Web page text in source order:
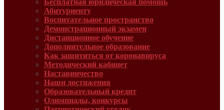
Бесплатная юридическая помощь
Абитуриенту
Воспитательное пространство
Демонстрационный экзамен
Дистанционное обучение
Дополнительное образование
Как защититься от коронавируса
Методический кабинет
Наставничество
Наши достижения
Образовательный кредит
Олимпиады, конкурсы